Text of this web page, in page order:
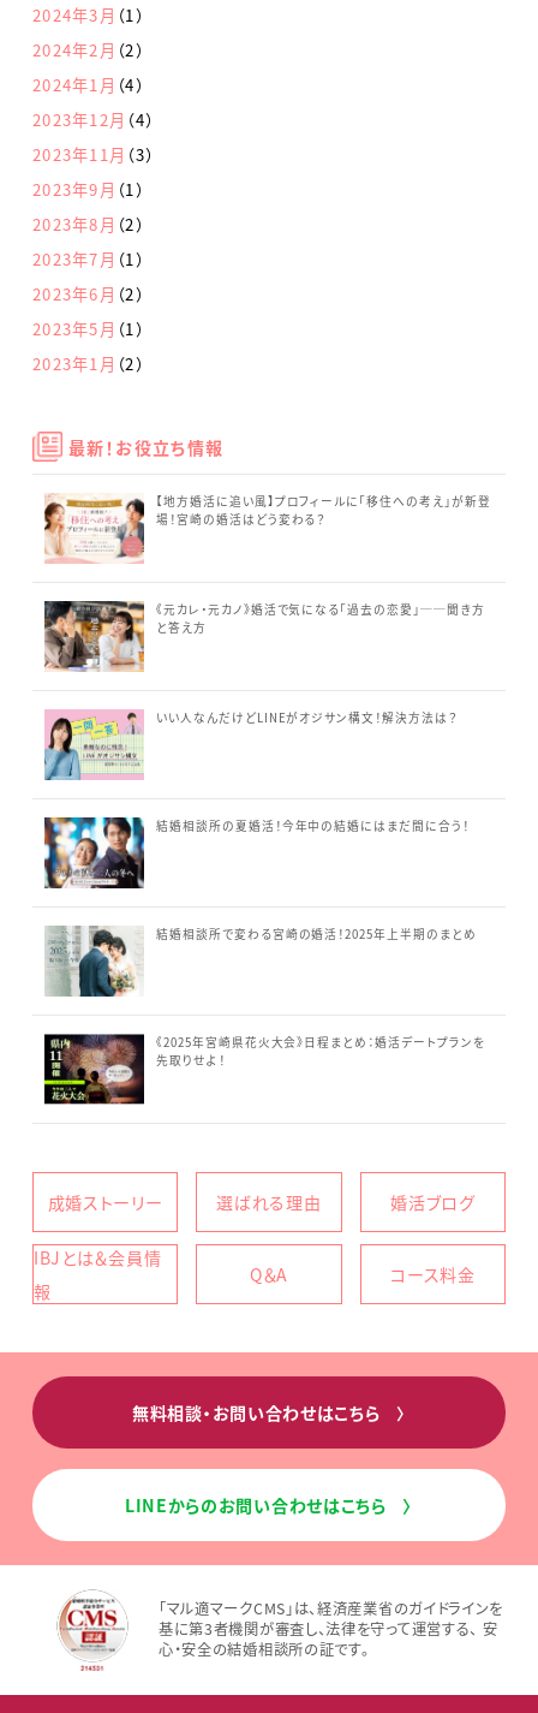
2024年3月 （1）
2024年2月 （2）
2024年1月 （4）
2023年12月 （4）
2023年11月 （3）
2023年9月 （1）
2023年8月 （2）
2023年7月 （1）
2023年6月 （2）
2023年5月 （1）
2023年1月 （2）
最新！お役立ち情報
【地方婚活に追い風】プロフィールに「移住への考え」が新登
場！宮崎の婚活はどう変わる？
《元カレ・元カノ》婚活で気になる「過去の恋愛」──聞き方
と答え方
いい人なんだけどLINEがオジサン構文！解決方法は？
結婚相談所の夏婚活！今年中の結婚にはまだ間に合う！
結婚相談所で変わる宮崎の婚活！2025年上半期のまとめ
《2025年宮崎県花火大会》日程まとめ：婚活デートプランを
先取りせよ！
成婚ストーリー 選ばれる理由 婚活ブログ
IBJとは＆会員情
報
Q＆A コース料金
無料相談・お問い合わせはこちら〉
LINEからのお問い合わせはこちら〉
「マル適マークCMS」は、経済産業省のガイドラインを
基に第3者機関が審査し、法律を守って運営する、 安
心・安全の結婚相談所の証です。